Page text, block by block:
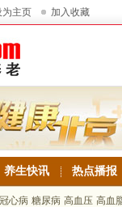
为主页 加入收藏
养生快讯 热点播报
冠心病 糖尿病 高血压 高血